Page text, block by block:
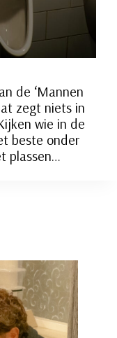
de ‘Mannen
zegt niets in
wie in de
beste onder
plassen…